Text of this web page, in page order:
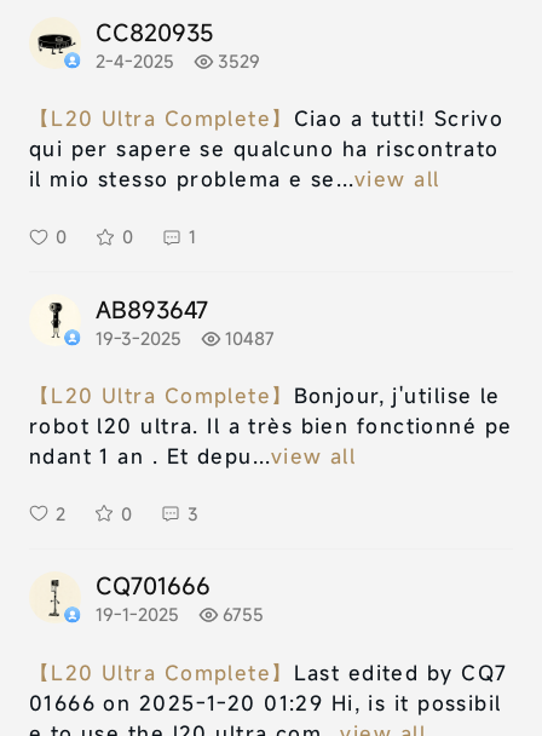
CC820935
2-4-2025 3529
【L20 Ultra Complete】 Ciao a tutti! Scrivo
qui per sapere se qualcuno ha riscontrato
il mio stesso problema e se...view all
0 0 1
AB893647
19-3-2025 10487
【L20 Ultra Complete】 Bonjour, j'utilise le
robot l20 ultra. Il a très bien fonctionné pe
ndant 1 an . Et depu...view all
2 0 3
CQ701666
19-1-2025 6755
【L20 Ultra Complete】 Last edited by CQ7
01666 on 2025-1-20 01:29 Hi, is it possibil